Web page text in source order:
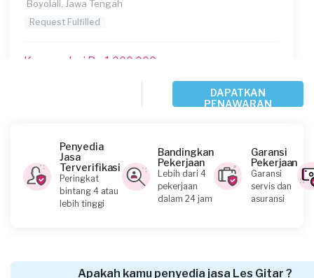
Boyolali, Jawa Tengah
Request Fulfilled
Kurang dari Rp 1.000.000
Fadel Arifianto requested Les Gitar
Tegal, Jawa Tengah
Request Fulfilled
Kurang dari Rp 1.000.000
Lebih dari 5 tahun yang lalu
DAPATKAN
PENAWARAN
Penyedia
Jasa
Terverifikasi
Peringkat
bintang 4 atau
lebih tinggi
Bandingkan
Pekerjaan
Lebih dari 4
pekerjaan
dalam 24 jam
Garansi
Pekerjaan
Garansi
servis dan
asuransi
Apakah kamu penyedia jasa Les Gitar ?